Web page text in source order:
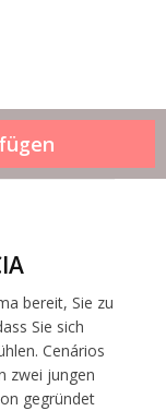
bereit, Sie zu
Sie sich
Cenários
zwei jungen
gegründet